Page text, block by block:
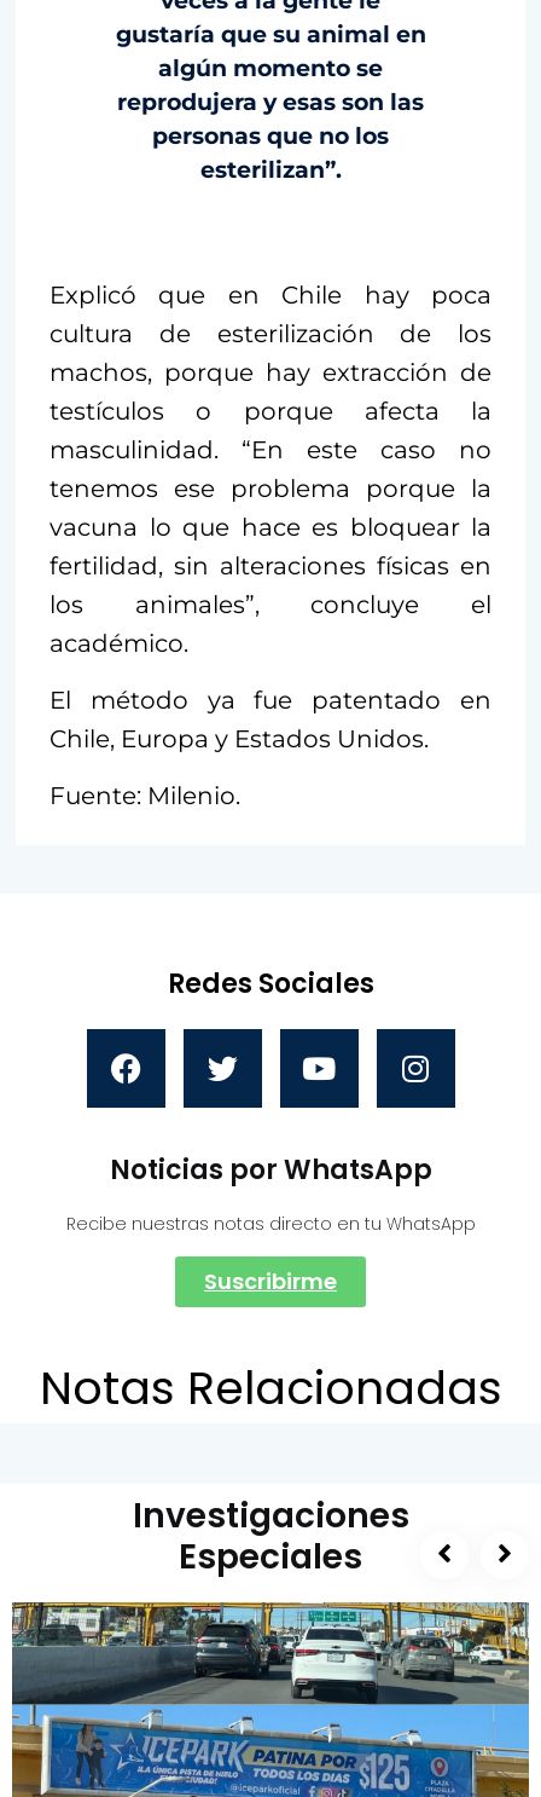
gustaría que su animal en
algún momento se
reprodujera y esas son las
personas que no los
esterilizan”.
Explicó que en Chile hay poca
cultura de esterilización de los
machos, porque hay extracción de
testículos o porque afecta la
masculinidad. “En este caso no
tenemos ese problema porque la
vacuna lo que hace es bloquear la
fertilidad, sin alteraciones físicas en
los animales”, concluye el
académico.
El método ya fue patentado en
Chile, Europa y Estados Unidos.
Fuente: Milenio.
Redes Sociales
Noticias por WhatsApp
Recibe nuestras notas directo en tu WhatsApp
Suscribirme
Notas Relacionadas
Investigaciones
Especiales